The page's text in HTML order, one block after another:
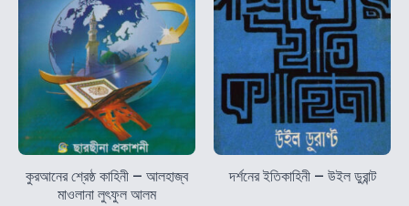
কুরআনের শ্রেষ্ঠ কাহিনী – আলহাজ্ব
মাওলানা লুৎফুল আলম
দর্শনের ইতিকাহিনী – উইল ডুরান্ট